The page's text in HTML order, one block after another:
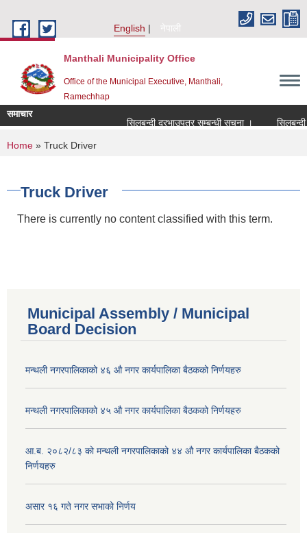
English
नेपाली
Manthali Municipality Office
Office of the Municipal Executive, Manthali,
Ramechhap
समाचार
सिलबन्दी दरभाउपत्र सम्बन्धी सूचना ।
सिलबन्दी
You are here
Home » Truck Driver
Truck Driver
There is currently no content classified with this term.
Municipal Assembly / Municipal
Board Decision
मन्थली नगरपालिकाको ४६ औ नगर कार्यपालिका बैठकको निर्णयहरु
मन्थली नगरपालिकाको ४५ औ नगर कार्यपालिका बैठकको निर्णयहरु
आ.ब. २०८२/८३ को मन्थली नगरपालिकाको ४४ औ नगर कार्यपालिका बैठकको
निर्णयहरु
असार १६ गते नगर सभाको निर्णय